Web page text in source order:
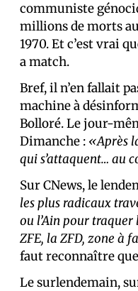
communiste
millions de morts au
1970. Et c’est vrai
a match.
Bref, il n’en fallait
machine à
Bolloré. Le jour-
Dimanche : «Après
qui s’attaquent… au
Sur CNews, le
les plus radicaux
ou l’Ain pour traquer
ZFE, la ZFD, zone à
faut reconnaître
Le surlendemain,